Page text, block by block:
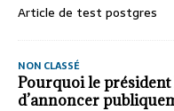
Article de test postgres
NON CLASSÉ
Pourquoi le
d’annoncer